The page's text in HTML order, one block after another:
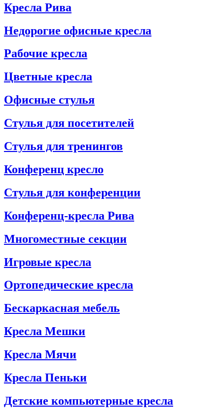
Кресла Рива
Недорогие офисные кресла
Рабочие кресла
Цветные кресла
Офисные стулья
Стулья для посетителей
Стулья для тренингов
Конференц кресло
Стулья для конференции
Конференц-кресла Рива
Многоместные секции
Игровые кресла
Ортопедические кресла
Бескаркасная мебель
Кресла Мешки
Кресла Мячи
Кресла Пеньки
Детские компьютерные кресла